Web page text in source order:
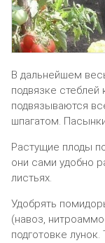
В дальнейшем
подвязке
подвязываются
шпагатом.
Растущие плоды
они сами удобно
листьях.
Удобрять
(навоз,
подготовке